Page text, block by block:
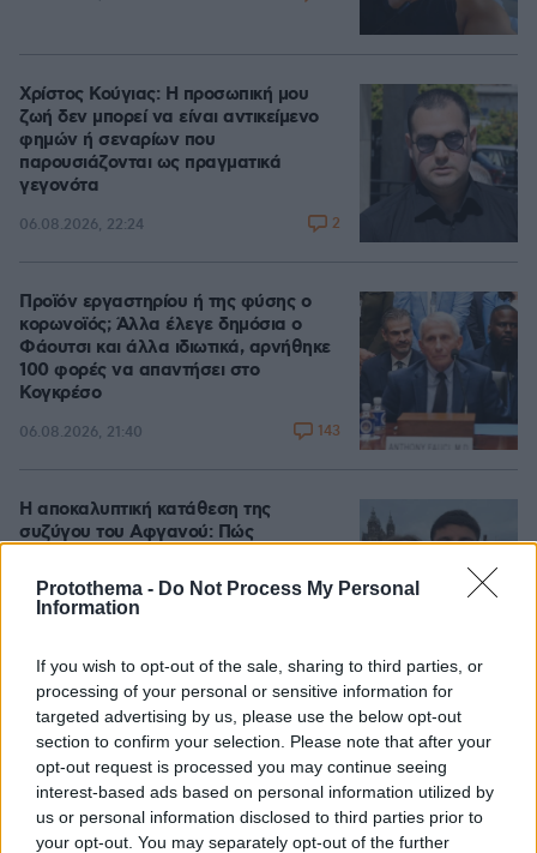
Protothema - Do Not Process My Personal
Information
If you wish to opt-out of the sale, sharing to third parties, or
processing of your personal or sensitive information for
targeted advertising by us, please use the below opt-out
section to confirm your selection. Please note that after your
opt-out request is processed you may continue seeing
interest-based ads based on personal information utilized by
us or personal information disclosed to third parties prior to
your opt-out. You may separately opt-out of the further
Χρίστος Κούγιας: Η προσωπική μου
ζωή δεν μπορεί να είναι αντικείμενο
φημών ή σεναρίων που
παρουσιάζονται ως πραγματικά
γεγονότα
06.08.2026, 22:24 2
Προϊόν εργαστηρίου ή της φύσης ο
κορωνοϊός; Άλλα έλεγε δημόσια ο
Φάουτσι και άλλα ιδιωτικά, αρνήθηκε
100 φορές να απαντήσει στο
Κογκρέσο
06.08.2026, 21:40 143
Η αποκαλυπτική κατάθεση της
συζύγου του Αφγανού: Πώς
ότι ήταν το πτώμα στη βαλίτσα
06.08.2026, 12:32
Νεαρή γυναίκα με ακατέργαστη
ομορφιά από την Αιθιοπία έγινε viral,
δείτε την εντυπωσιακή μεταμόρφωσή
της από μακιγιέρ
06.08.2026, 09:18 378